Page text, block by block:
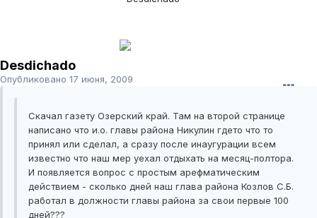
Desdichado
Опубликовано 17 июня, 2009
Скачал газету Озерский край. Там на второй странице
написано что и.о. главы района Никулин гдето что то
принял или сделал, а сразу после инаугурации всем
известно что наш мер уехал отдыхать на месяц-полтора.
И появляется вопрос с простым арефматическим
действием - сколько дней наш глава района Козлов С.Б.
работал в должности главы района за свои первые 100
дней???